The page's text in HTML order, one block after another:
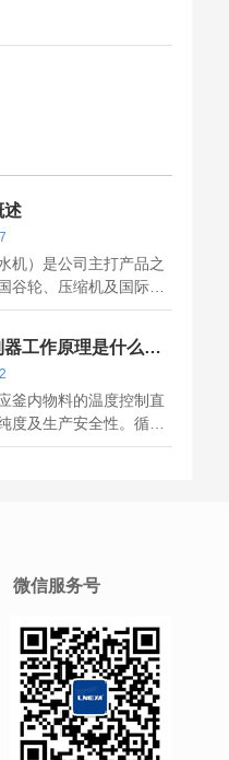
述
机）是公司主打产品之
谷轮、压缩机及国际yi
备gao效换热铜管制作
温冷冻机（冷冻机）整
卓yue 稳定,风冷...
工作原理是什么？
釜内物料的温度控制直
度及生产安全性。循环
应釜温度调控的核心设
微信服务号